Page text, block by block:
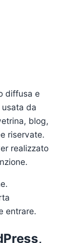
diffusa e
da
blog,
riservate.
realizzato
entrare.